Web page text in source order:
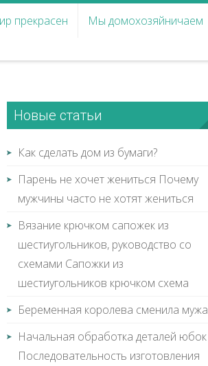
прекрасен Мы домохозяйничаем
Новые статьи
Как сделать дом из бумаги?
Парень не хочет жениться Почему
мужчины часто не хотят жениться
Вязание крючком сапожек из
шестиугольников, руководство со
схемами Сапожки из
шестиугольников крючком схема
Беременная королева сменила мужа
Начальная обработка деталей юбок
Последовательность изготовления